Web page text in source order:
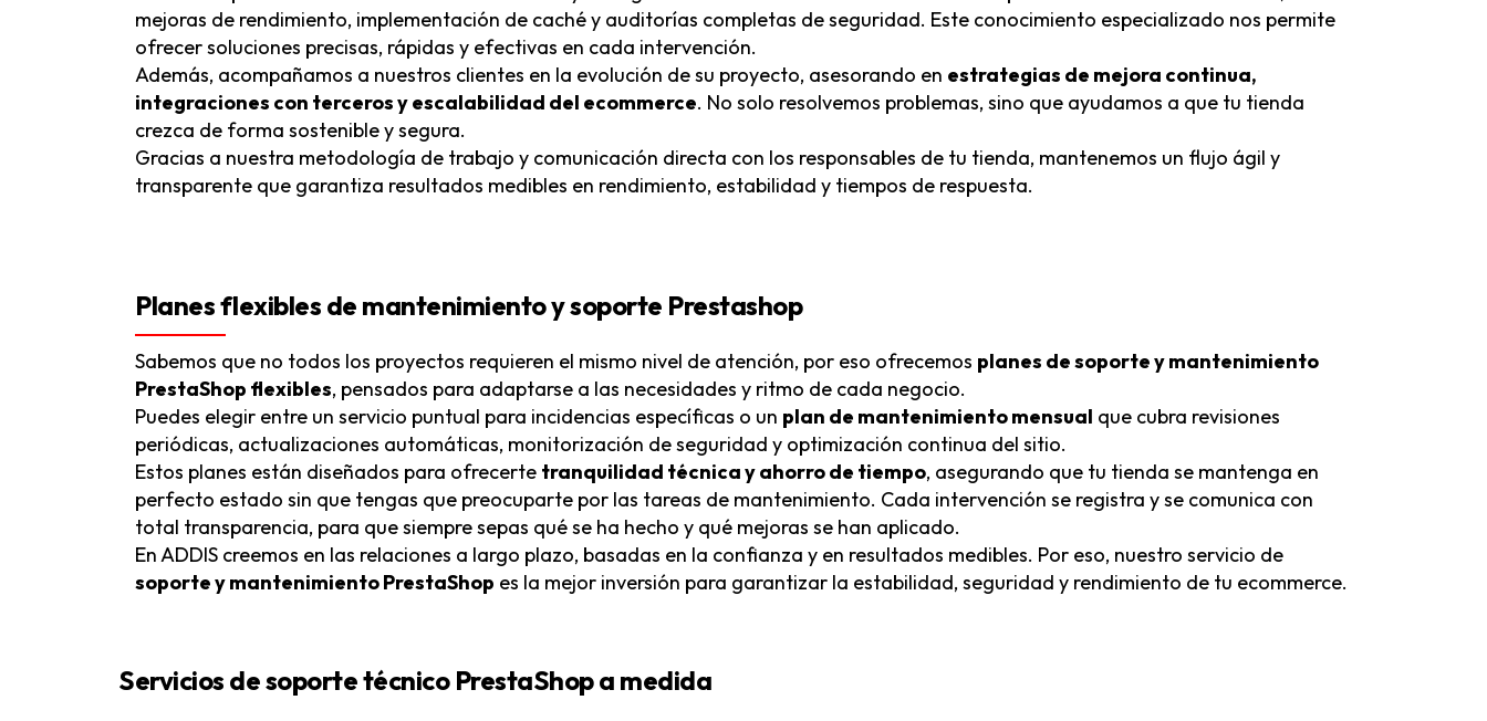
mejoras de rendimiento, implementación de caché y auditorías completas de seguridad. Este conocimiento especializado nos permite
ofrecer soluciones precisas, rápidas y efectivas en cada intervención.
Además, acompañamos a nuestros clientes en la evolución de su proyecto, asesorando en estrategias de mejora continua,
integraciones con terceros y escalabilidad del ecommerce. No solo resolvemos problemas, sino que ayudamos a que tu tienda
crezca de forma sostenible y segura.
Gracias a nuestra metodología de trabajo y comunicación directa con los responsables de tu tienda, mantenemos un flujo ágil y
transparente que garantiza resultados medibles en rendimiento, estabilidad y tiempos de respuesta.
Planes flexibles de mantenimiento y soporte Prestashop
Sabemos que no todos los proyectos requieren el mismo nivel de atención, por eso ofrecemos planes de soporte y mantenimiento
PrestaShop flexibles, pensados para adaptarse a las necesidades y ritmo de cada negocio.
Puedes elegir entre un servicio puntual para incidencias específicas o un plan de mantenimiento mensual que cubra revisiones
periódicas, actualizaciones automáticas, monitorización de seguridad y optimización continua del sitio.
Estos planes están diseñados para ofrecerte tranquilidad técnica y ahorro de tiempo, asegurando que tu tienda se mantenga en
perfecto estado sin que tengas que preocuparte por las tareas de mantenimiento. Cada intervención se registra y se comunica con
total transparencia, para que siempre sepas qué se ha hecho y qué mejoras se han aplicado.
En ADDIS creemos en las relaciones a largo plazo, basadas en la confianza y en resultados medibles. Por eso, nuestro servicio de
soporte y mantenimiento PrestaShop es la mejor inversión para garantizar la estabilidad, seguridad y rendimiento de tu ecommerce.
Servicios de soporte técnico PrestaShop a medida